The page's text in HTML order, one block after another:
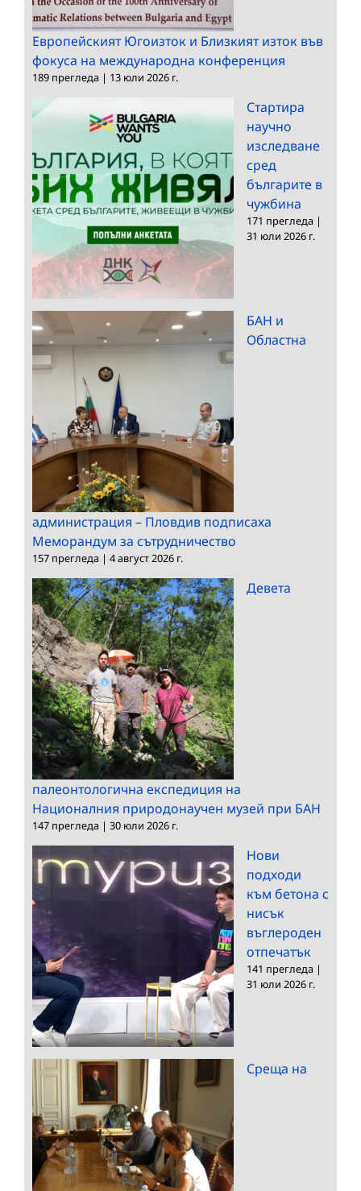
Европейският Югоизток и Близкият изток във
фокуса на международна конференция
189 прегледа | 13 юли 2026 г.
Стартира
научно
изследване
сред
българите в
чужбина
171 прегледа |
31 юли 2026 г.
БАН и
Областна
администрация – Пловдив подписаха
Меморандум за сътрудничество
157 прегледа | 4 август 2026 г.
Девета
палеонтологична експедиция на
Националния природонаучен музей при БАН
147 прегледа | 30 юли 2026 г.
Нови
подходи
към бетона с
нисък
въглероден
отпечатък
141 прегледа |
31 юли 2026 г.
Среща на